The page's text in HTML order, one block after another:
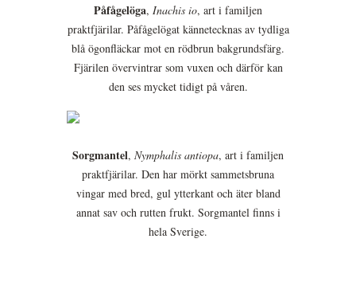
Påfågelöga, Inachis io, art i familjen
praktfjärilar. Påfågelögat kännetecknas av tydliga
blå ögonfläckar mot en rödbrun bakgrundsfärg.
Fjärilen övervintrar som vuxen och därför kan
den ses mycket tidigt på våren.
Sorgmantel, Nymphalis antiopa, art i familjen
praktfjärilar. Den har mörkt sammetsbruna
vingar med bred, gul ytterkant och äter bland
annat sav och rutten frukt. Sorgmantel finns i
hela Sverige.